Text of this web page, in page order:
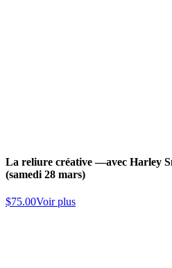
La reliure créative —avec Harley
(samedi 28 mars)
$75.00Voir plus